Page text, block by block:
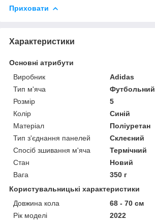
Приховати
Характеристики
Основні атрибути
Виробник
Adidas
Тип м'яча
Футбольний
Розмір
5
Колір
Синій
Матеріал
Поліуретан
Тип з'єднання панелей
Склеєний
Спосіб зшивання м'яча
Термічний
Стан
Новий
Вага
350 г
Користувальницькі характеристики
Довжина кола
68 - 70 см
Рік моделі
2022